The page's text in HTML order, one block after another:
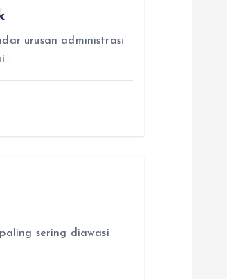
urusan administrasi
sering diawasi